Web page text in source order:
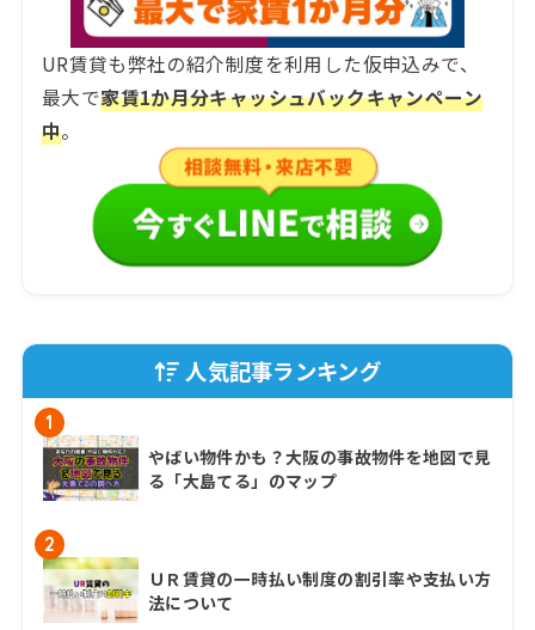
UR賃貸も弊社の紹介制度を利用した仮申込みで、
最大で家賃1か月分キャッシュバックキャンペーン
中。
人気記事ランキング
1
やばい物件かも？大阪の事故物件を地図で見
る「大島てる」のマップ
2
ＵＲ賃貸の一時払い制度の割引率や支払い方
法について